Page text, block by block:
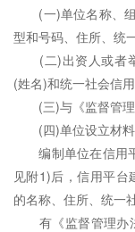
(一)单位名称、组
型和号码、住所、统
(二)出资人或者举
(姓名)和统一社会信
(三)与《监督管理
(四)单位设立材料
编制单位在信用平
见附1)后，信用平
的名称、住所、统一
有《监督管理办